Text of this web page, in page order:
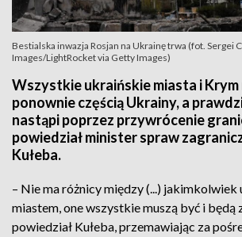
Bestialska inwazja Rosjan na Ukrainę trwa (fot. Sergei
Images/LightRocket via Getty Images)
Wszystkie ukraińskie miasta i Krym
ponownie częścią Ukrainy, a
nastąpi poprzez przywrócenie
powiedział minister spraw
Kułeba.
– Nie ma różnicy między (...)
miastem, one wszystkie muszą być i będą
powiedział Kułeba, przemawiając za